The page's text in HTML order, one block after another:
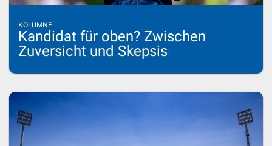
KOLUMNE
Kandidat für oben? Zwischen
Zuversicht und Skepsis